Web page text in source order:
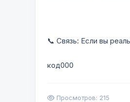
📞 Связь: Если вы
код000
Просмотров: 215